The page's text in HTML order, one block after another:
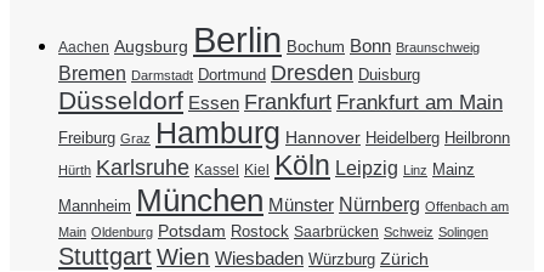
Aachen Augsburg Berlin Bochum Bonn Braunschweig
Bremen Darmstadt Dortmund Dresden Duisburg
Düsseldorf Essen Frankfurt Frankfurt am Main
Freiburg Graz Hamburg Hannover Heidelberg Heilbronn
Hürth Karlsruhe Kassel Kiel Köln Leipzig Linz Mainz
Mannheim München Münster Nürnberg Offenbach am
Main Oldenburg Potsdam Rostock Saarbrücken Schweiz Solingen
StuttgartWien Wiesbaden Würzburg Zürich